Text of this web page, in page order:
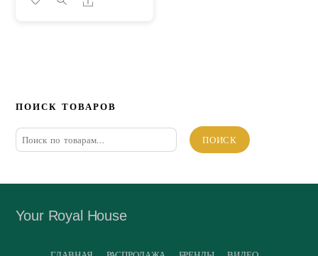
ПОИСК ТОВАРОВ
Искать:
ПОИСК
Your Royal House